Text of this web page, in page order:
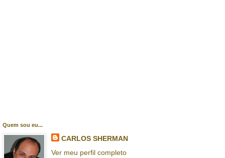
Quem sou eu...
CARLOS SHERMAN
Ver meu perfil completo